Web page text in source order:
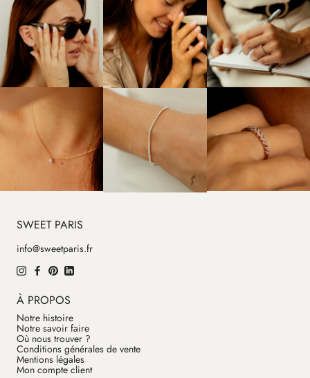
SWEET PARIS
info@sweetparis.fr
À PROPOS
Notre histoire
Notre savoir faire
Où nous trouver ?
Conditions générales de vente
Mentions légales
Mon compte client